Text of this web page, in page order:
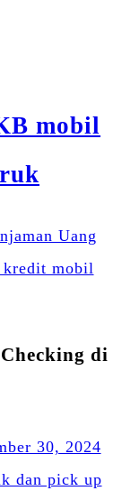
Uang
kredit mobil
di
30, 2024